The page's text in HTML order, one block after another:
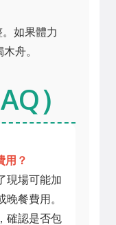
如果體力
舟。
）
用？
現場可能加
餐費用。
確認是否包